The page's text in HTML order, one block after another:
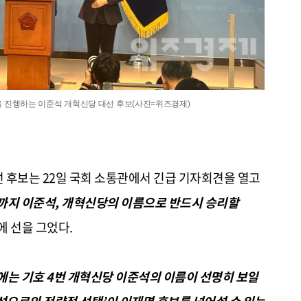
진행하는 이준석 개혁신당 대선 후보(사진=위즈경제)
후보는22일 국회 소통관에서 긴급 기자회견을 열고
지 이준석,개혁신당의 이름으로 반드시 승리할
선을 그었다.
는 기호4번 개혁신당 이준석의 이름이 선명히 보일